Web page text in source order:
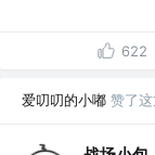
622
爱叨叨的小嘟 赞了